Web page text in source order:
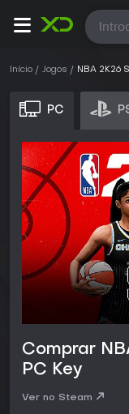
Todas
Início Jogos NBA 2K26
PC
Comprar
PC Key
Ver no Steam